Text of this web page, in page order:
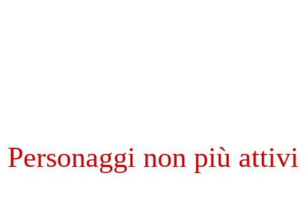
Personaggi non più attivi